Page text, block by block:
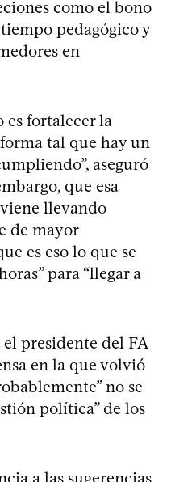
como el bono
pedagógico y
en
es fortalecer la
tal que hay un
aseguró
que esa
llevando
de mayor
es eso lo que se
para “llegar a
presidente del FA
en la que volvió
no se
política” de los
a las sugerencias